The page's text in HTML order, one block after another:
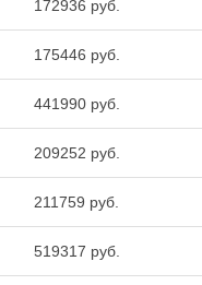
172936
175446
441990
209252
211759
519317